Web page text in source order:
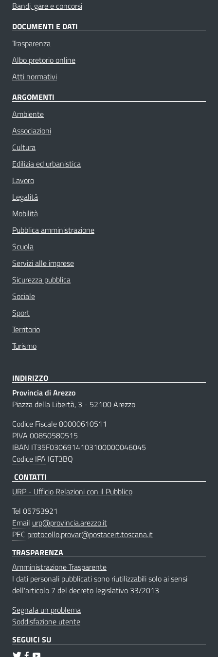
Bandi, gare e concorsi
DOCUMENTI E DATI
Trasparenza
Albo pretorio online
Atti normativi
ARGOMENTI
Ambiente
Associazioni
Cultura
Edilizia ed urbanistica
Lavoro
Legalità
Mobilità
Pubblica amministrazione
Scuola
Servizi alle imprese
Sicurezza pubblica
Sociale
Sport
Territorio
Turismo
INDIRIZZO
Provincia di Arezzo
Piazza della Libertà, 3 - 52100 Arezzo
Codice Fiscale 80000610511
PIVA 00850580515
IBAN IT35F0306914103100000046045
Codice IPA IGT3BQ
CONTATTI
URP - Ufficio Relazioni con il Pubblico
Tel 05753921
Email urp@provincia.arezzo.it
PEC protocollo.provar@postacert.toscana.it
TRASPARENZA
Amministrazione Trasparente
I dati personali pubblicati sono riutilizzabili solo ai sensi
dell'articolo 7 del decreto legislativo 33/2013
Segnala un problema
Soddisfazione utente
SEGUICI SU